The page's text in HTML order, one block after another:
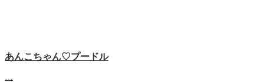
あんこちゃん♡‬プードル